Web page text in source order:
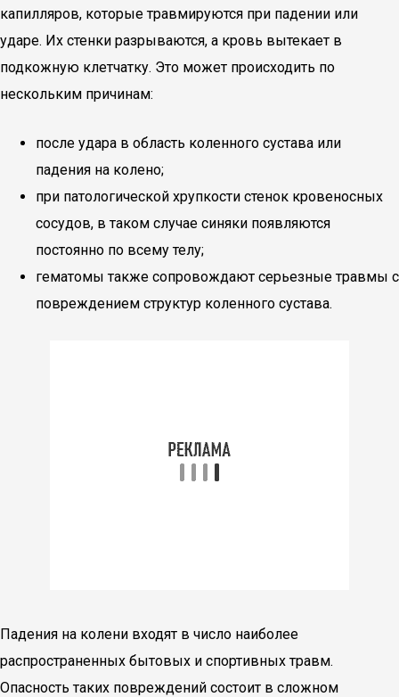
капилляров, которые травмируются при падении или
ударе. Их стенки разрываются, а кровь вытекает в
подкожную клетчатку. Это может происходить по
нескольким причинам:
после удара в область коленного сустава или
падения на колено;
при патологической хрупкости стенок кровеносных
сосудов, в таком случае синяки появляются
постоянно по всему телу;
гематомы также сопровождают серьезные травмы с
повреждением структур коленного сустава.
Падения на колени входят в число наиболее
распространенных бытовых и спортивных травм.
Опасность таких повреждений состоит в сложном